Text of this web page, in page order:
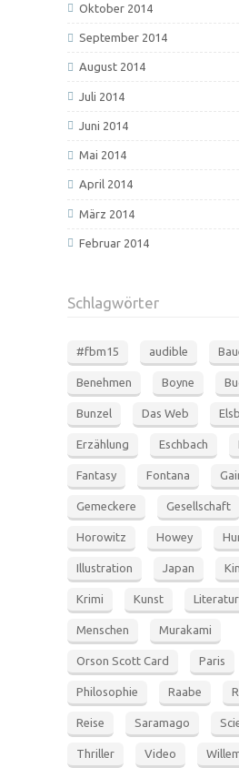
Oktober 2014
September 2014
August 2014
Juli 2014
Juni 2014
Mai 2014
April 2014
März 2014
Februar 2014
Schlagwörter
#fbm15 audible
Benehmen Boyne
Bunzel Das Web
Erzählung Eschbach
Fantasy Fontana
Gemeckere Gesellschaft
Horowitz Howey
Illustration Japan
Krimi Kunst Literatur
Menschen Murakami
Orson Scott Card Paris
Philosophie Raabe
Reise Saramago
Thriller Video